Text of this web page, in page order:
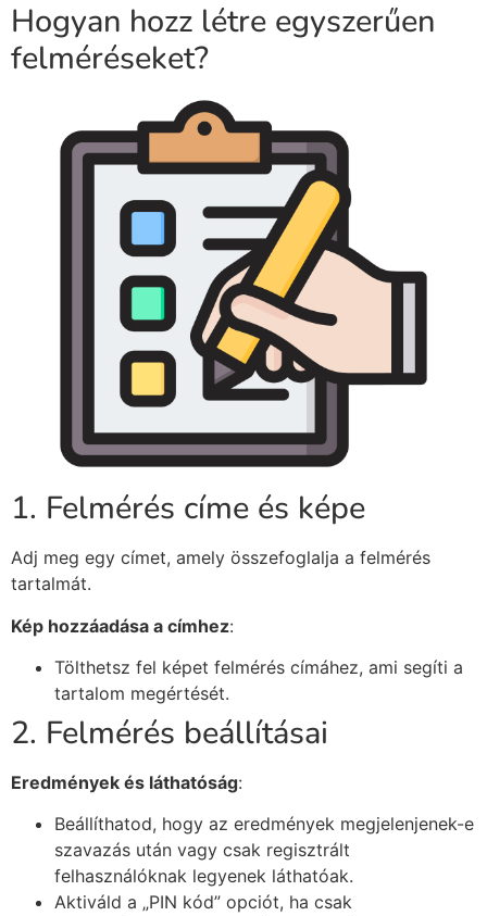
Hogyan hozz létre egyszerűen
felméréseket?
1. Felmérés címe és képe
Adj meg egy címet, amely összefoglalja a felmérés
tartalmát.
Kép hozzáadása a címhez:
Tölthetsz fel képet felmérés címáhez, ami segíti a
tartalom megértését.
2. Felmérés beállításai
Eredmények és láthatóság:
Beállíthatod, hogy az eredmények megjelenjenek-e
szavazás után vagy csak regisztrált
felhasználóknak legyenek láthatóak.
Aktiváld a „PIN kód” opciót, ha csak